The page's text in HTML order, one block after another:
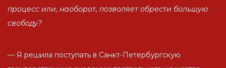
процесс или, наоборот, позволяет обрести большую
свободу?
— Я решила поступать в Санкт-Петербургскую